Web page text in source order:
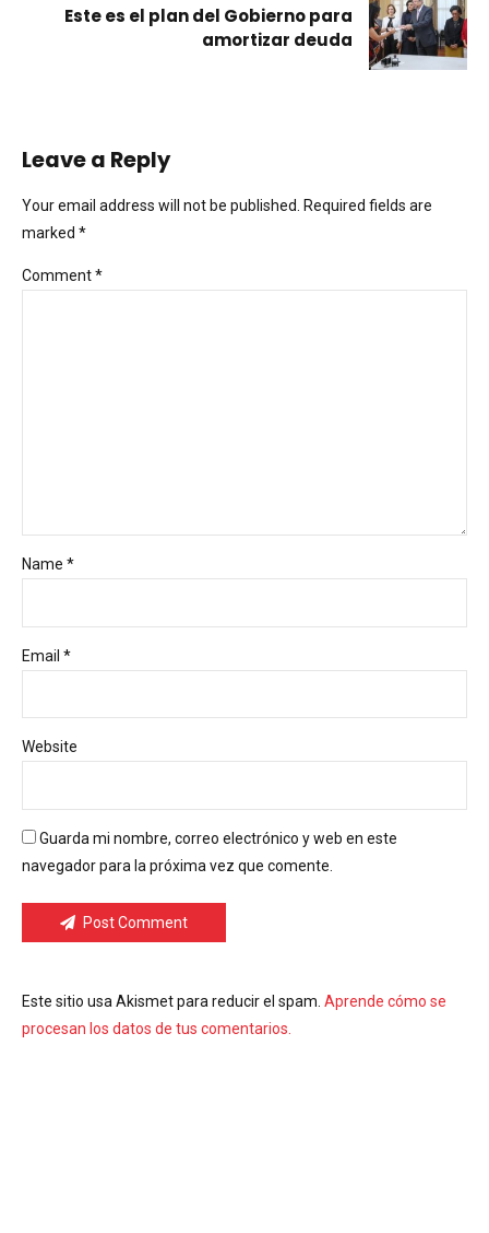
Este es el plan del Gobierno para
amortizar deuda
Leave a Reply
Your email address will not be published. Required fields are
marked *
Comment*
Name *
Email *
Website
Guarda mi nombre, correo electrónico y web en este
navegador para la próxima vez que comente.
Post Comment
Este sitio usa Akismet para reducir el spam. Aprende cómo se
procesan los datos de tus comentarios.